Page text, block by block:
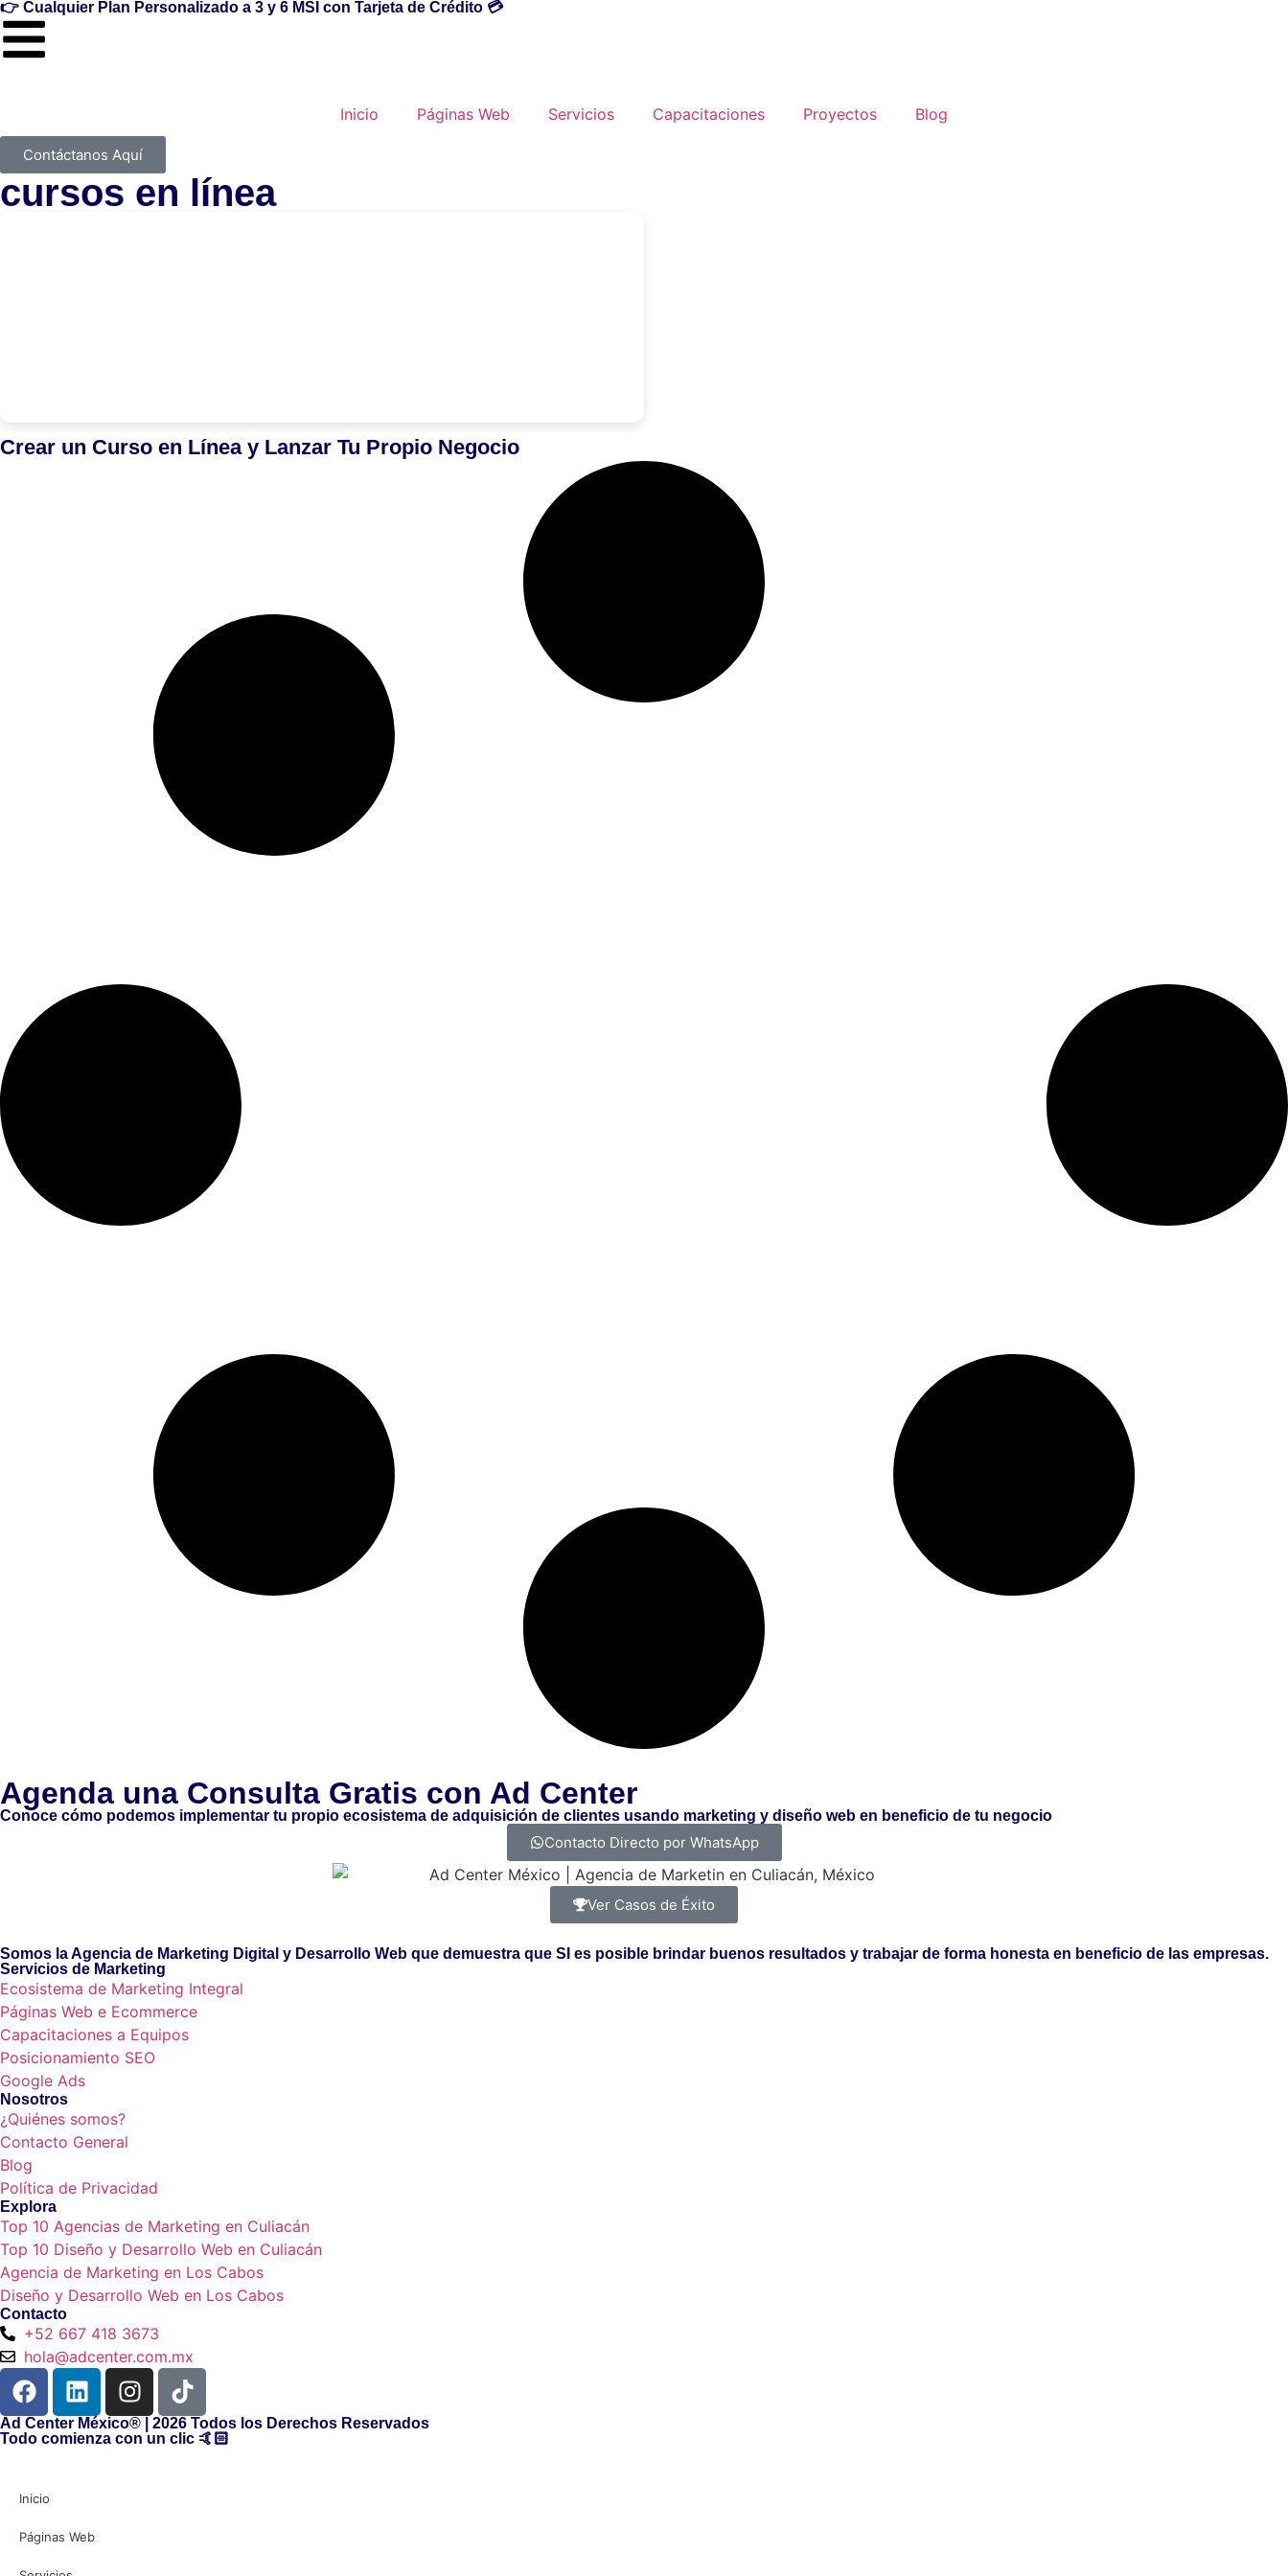
👉 Cualquier Plan Personalizado a 3 y 6 MSI con Tarjeta de Crédito 💳
Inicio Páginas Web Servicios Capacitaciones Proyectos Blog
Contáctanos Aquí
cursos en línea
Crear un Curso en Línea y Lanzar Tu Propio Negocio
Agenda una Consulta Gratis con Ad Center
Conoce cómo podemos implementar tu propio ecosistema de adquisición de clientes usando marketing y diseño web en beneficio de tu negocio
Contacto Directo por WhatsApp
Ver Casos de Éxito
Somos la Agencia de Marketing Digital y Desarrollo Web que demuestra que SI es posible brindar buenos resultados y trabajar de forma honesta en beneficio de las empresas.
Servicios de Marketing
Ecosistema de Marketing Integral
Páginas Web e Ecommerce
Capacitaciones a Equipos
Posicionamiento SEO
Google Ads
Nosotros
¿Quiénes somos?
Contacto General
Blog
Política de Privacidad
Explora
Top 10 Agencias de Marketing en Culiacán
Top 10 Diseño y Desarrollo Web en Culiacán
Agencia de Marketing en Los Cabos
Diseño y Desarrollo Web en Los Cabos
Contacto
+52 667 418 3673
hola@adcenter.com.mx
Ad Center México® | 2026 Todos los Derechos Reservados
Todo comienza con un clic 🤙🏻
Inicio
Páginas Web